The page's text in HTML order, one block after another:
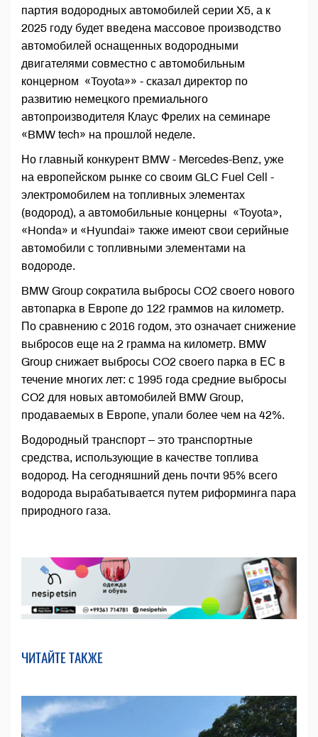
партия водородных автомобилей серии X5, а к
2025 году будет введена массовое производство
автомобилей оснащенных водородными
двигателями совместно с автомобильным
концерном «Toyota»» - сказал директор по
развитию немецкого премиального
автопроизводителя Клаус Фрелих на семинаре
«BMW tech» на прошлой неделе.
Но главный конкурент BMW - Mercedes-Benz, уже
на европейском рынке со своим GLC Fuel Cell -
электромобилем на топливных элементах
(водород), а автомобильные концерны «Toyota»,
«Honda» и «Hyundai» также имеют свои серийные
автомобили с топливными элементами на
водороде.
BMW Group сократила выбросы CO2 своего нового
автопарка в Европе до 122 граммов на километр.
По сравнению с 2016 годом, это означает снижение
выбросов еще на 2 грамма на километр. BMW
Group снижает выбросы CO2 своего парка в ЕС в
течение многих лет: с 1995 года средние выбросы
CO2 для новых автомобилей BMW Group,
продаваемых в Европе, упали более чем на 42%.
Водородный транспорт – это транспортные
средства, использующие в качестве топлива
водород. На сегодняшний день почти 95% всего
водорода вырабатывается путем риформинга пара
природного газа.
ЧИТАЙТЕ ТАКЖЕ